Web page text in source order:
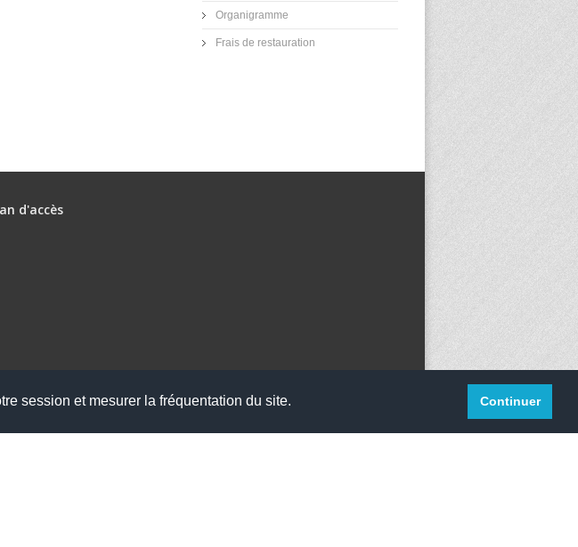
session et mesurer la fréquentation du site. Continuer
Organigramme
Frais de restauration
d'accès